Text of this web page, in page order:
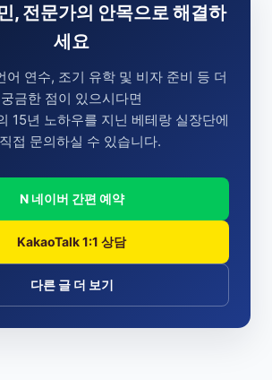
, 전문가의 안목으로 해결하
세요
어 연수, 조기 유학 및 비자 준비 등 더
궁금한 점이 있으시다면
15년 노하우를 지닌 베테랑 실장단에
접 문의하실 수 있습니다.
N 네이버 간편 예약
KakaoTalk 1:1 상담
다른 글 더 보기